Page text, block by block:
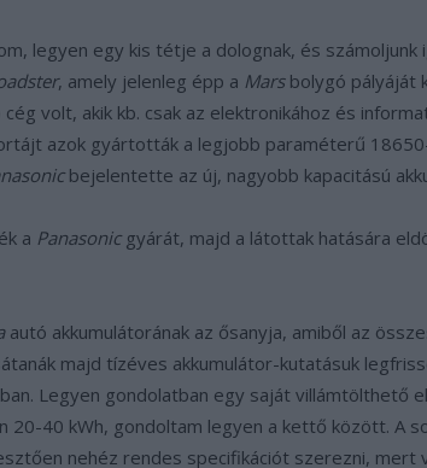
legyen egy kis tétje a dolognak, és
, amely jelenleg épp a Marsbolygó pályáját
volt, akik kb. csak az elektronikához és
azok gyártották a legjobb paraméterű
bejelentette az új, nagyobb kapacitású
a Panasonicgyárát, majd a látottak hatására
autó akkumulátorának az ősanyja, amiből az
majd tízéves akkumulátor-kutatásuk
Legyen gondolatban egy saját villámtölthető
20-40 kWh, gondoltam legyen a kettő között. A
nehéz rendes specifikációt szerezni,